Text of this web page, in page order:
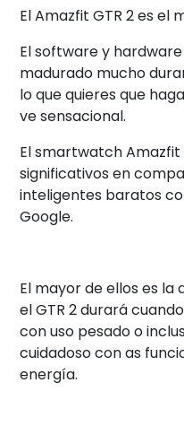
El Amazfit GTR 2 es el
El software y
madurado mucho
lo que quieres que
ve sensacional.
El smartwatch Amazfit
significativos en
inteligentes baratos
Google.
El mayor de ellos es
el GTR 2 durará
con uso pesado o
cuidadoso con as
energía.